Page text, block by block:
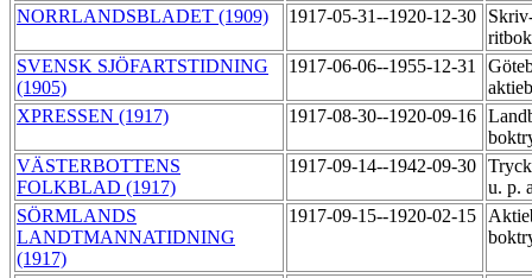
NORRLANDSBLADET (1909)
1917-05-31--1920-12-30
SVENSK SJÖFARTSTIDNING
(1905)
1917-06-06--1955-12-31
XPRESSEN (1917)
1917-08-30--1920-09-16
VÄSTERBOTTENS
FOLKBLAD (1917)
1917-09-14--1942-09-30
u. p.
SÖRMLANDS
LANDTMANNATIDNING
(1917)
1917-09-15--1920-02-15